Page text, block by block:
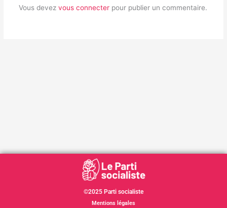
Vous devez vous connecterpour publier un commentaire.
©2025 Parti socialiste
Mentions légales